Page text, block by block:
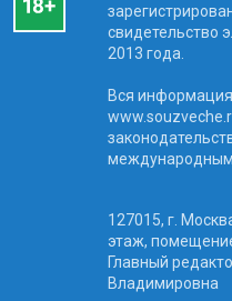
свидетельство
2013 года.
Вся
127015, г.
этаж,
Главный
Владимировна